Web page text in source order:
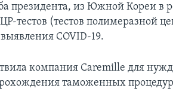
президента, из Южной Кореи в
тестов (тестов полимеразной
COVID-19.
компания Caremille для
таможенных